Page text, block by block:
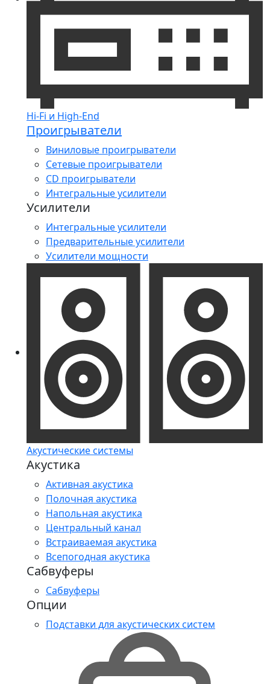
Hi-Fi и High-End
Проигрыватели
Виниловые проигрыватели
Сетевые проигрыватели
CD проигрыватели
Интегральные усилители
Усилители
Интегральные усилители
Предварительные усилители
Усилители мощности
Акустические системы
Акустика
Активная акустика
Полочная акустика
Напольная акустика
Центральный канал
Встраиваемая акустика
Всепогодная акустика
Сабвуферы
Сабвуферы
Опции
Подставки для акустических систем